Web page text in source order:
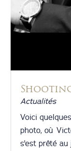
Actualités
Voici
photo, où
s'est prêté au